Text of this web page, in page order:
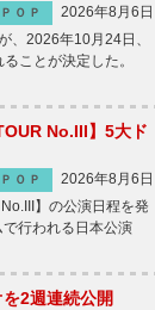
ＯＰ
2026年8月6日
、2026年10月24日、
ることが決定した。
No.III】5大ド
ＯＰ
2026年8月6日
】の公演日程を発
行われる日本公演
2週連続公開